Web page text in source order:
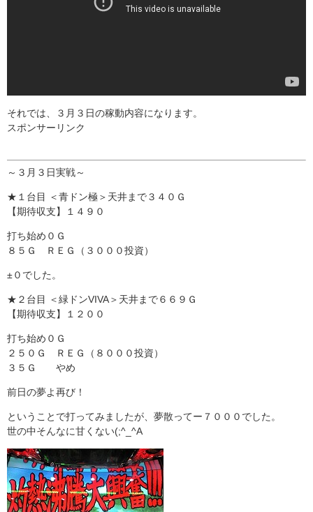
それでは、３月３日の稼動内容になります。
スポンサーリンク
～３月３日実戦～
★１台目 ＜青ドン極＞天井まで３４０Ｇ
【期待収支】１４９０
打ち始め０Ｇ
８５Ｇ ＲＥＧ（３０００投資）
±０でした。
★２台目 ＜緑ドンVIVA＞天井まで６６９Ｇ
【期待収支】１２００
打ち始め０Ｇ
２５０Ｇ ＲＥＧ（８０００投資）
３５Ｇ やめ
前日の夢よ再び！
ということで打ってみましたが、夢散ってー７０００でした。
世の中そんなに甘くない(;^_^A